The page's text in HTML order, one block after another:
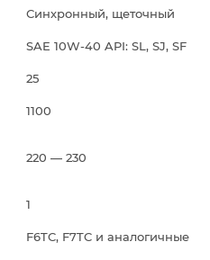
Синхронный, щеточный
SAE 10W-40 API: SL, SJ, SF
25
1100
220 — 230
1
F6TC, F7TC и аналогичные